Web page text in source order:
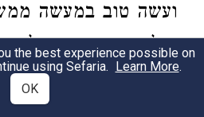
ועשה טוב במעשה
תולדתו רע הגם דעל
דדרשו חז"ל
סנהדרין פ"א.
the best experience possible on
using Sefaria. Learn More.
OK